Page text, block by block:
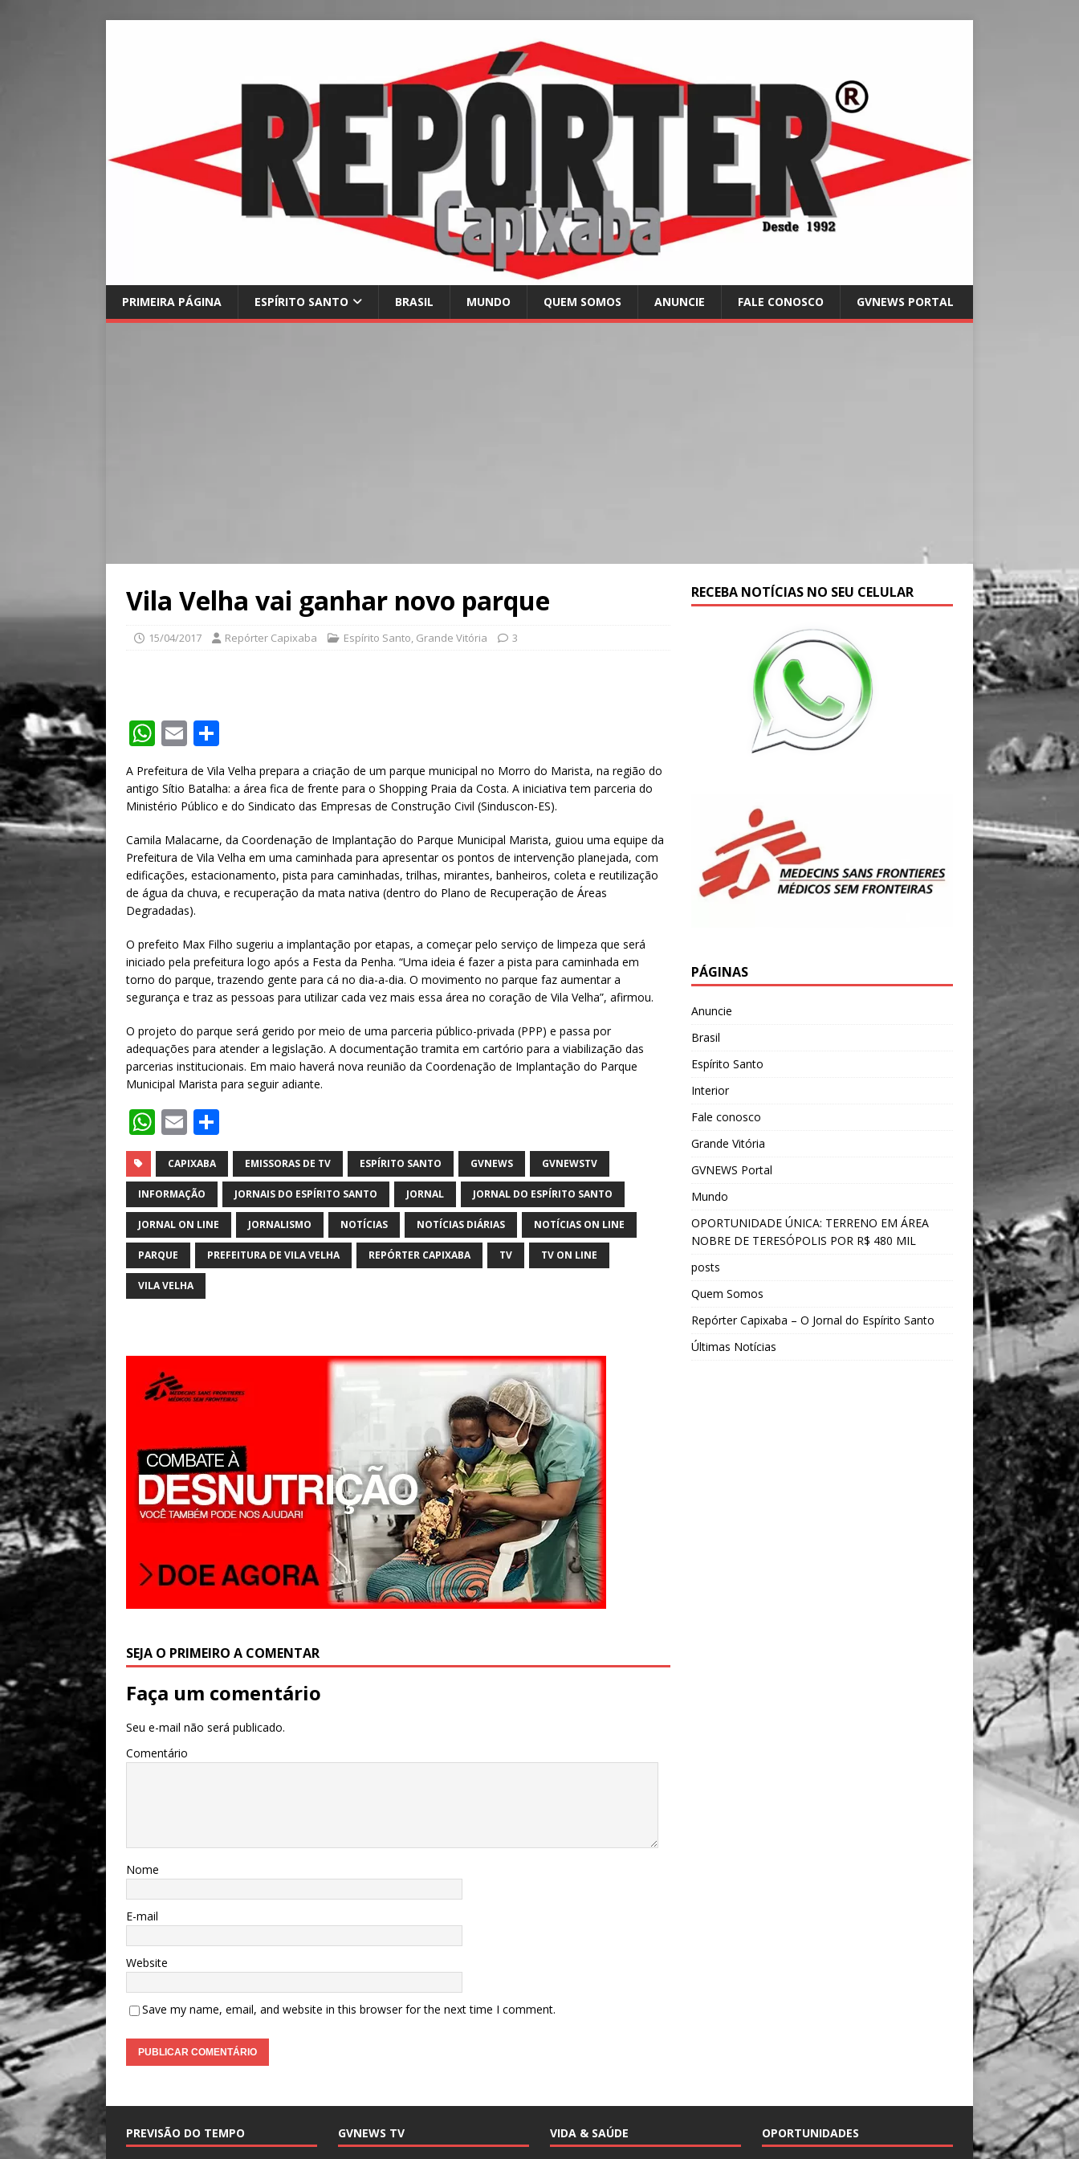
PRIMEIRA PÁGINA ESPÍRITO SANTO BRASIL MUNDO QUEM SOMOS ANUNCIE FALE CONOSCO GVNEWS PORTAL
Vila Velha vai ganhar novo parque
15/04/2017 Repórter Capixaba Espírito Santo, Grande Vitória 3
W
h
at
s
A
p
p
E
m
ai
l
h
ar
e
A Prefeitura de Vila Velha prepara a criação de um parque municipal no Morro do Marista, na região do
antigo Sítio Batalha: a área fica de frente para o Shopping Praia da Costa. A iniciativa tem parceria do
Ministério Público e do Sindicato das Empresas de Construção Civil (Sinduscon-ES).
Camila Malacarne, da Coordenação de Implantação do Parque Municipal Marista, guiou uma equipe da
Prefeitura de Vila Velha em uma caminhada para apresentar os pontos de intervenção planejada, com
edificações, estacionamento, pista para caminhadas, trilhas, mirantes, banheiros, coleta e reutilização
de água da chuva, e recuperação da mata nativa (dentro do Plano de Recuperação de Áreas
Degradadas).
O prefeito Max Filho sugeriu a implantação por etapas, a começar pelo serviço de limpeza que será
iniciado pela prefeitura logo após a Festa da Penha. “Uma ideia é fazer a pista para caminhada em
torno do parque, trazendo gente para cá no dia-a-dia. O movimento no parque faz aumentar a
segurança e traz as pessoas para utilizar cada vez mais essa área no coração de Vila Velha”, afirmou.
O projeto do parque será gerido por meio de uma parceria público-privada (PPP) e passa por
adequações para atender a legislação. A documentação tramita em cartório para a viabilização das
parcerias institucionais. Em maio haverá nova reunião da Coordenação de Implantação do Parque
Municipal Marista para seguir adiante.
W
h
at
s
A
p
p
E
m
ai
l
h
ar
e
CAPIXABA EMISSORAS DE TV ESPÍRITO SANTO GVNEWS GVNEWSTV
INFORMAÇÃO JORNAIS DO ESPÍRITO SANTO JORNAL JORNAL DO ESPÍRITO SANTO
JORNAL ON LINE JORNALISMO NOTÍCIAS NOTÍCIAS DIÁRIAS NOTÍCIAS ON LINE
PARQUE PREFEITURA DE VILA VELHA REPÓRTER CAPIXABA TV TV ON LINE
VILA VELHA
SEJA O PRIMEIRO A COMENTAR
Faça um comentário
Seu e-mail não será publicado.
Comentário
Nome
E-mail
Website
Save my name, email, and website in this browser for the next time I comment.
RECEBA NOTÍCIAS NO SEU CELULAR
PÁGINAS
Anuncie
Brasil
Espírito Santo
Interior
Fale conosco
Grande Vitória
GVNEWS Portal
Mundo
OPORTUNIDADE ÚNICA: TERRENO EM ÁREA
NOBRE DE TERESÓPOLIS POR R$ 480 MIL
posts
Quem Somos
Repórter Capixaba – O Jornal do Espírito Santo
Últimas Notícias
PREVISÃO DO TEMPO GVNEWS TV VIDA & SAÚDE OPORTUNIDADES